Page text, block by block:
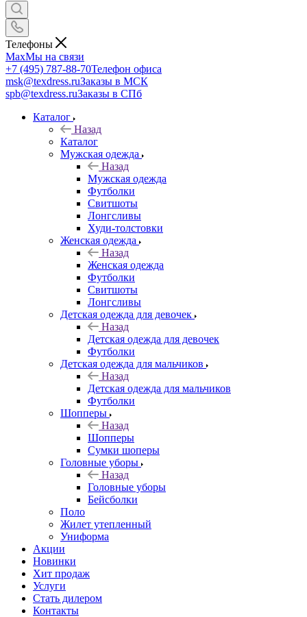
Телефоны
MaxМы на связи
+7 (495) 787-88-70Телефон офиса
msk@texdress.ruЗаказы в МСК
spb@texdress.ruЗаказы в СПб
Каталог
Назад
Каталог
Мужская одежда
Назад
Мужская одежда
Футболки
Свитшоты
Лонгсливы
Худи-толстовки
Женская одежда
Назад
Женская одежда
Футболки
Свитшоты
Лонгсливы
Детская одежда для девочек
Назад
Детская одежда для девочек
Футболки
Детская одежда для мальчиков
Назад
Детская одежда для мальчиков
Футболки
Шопперы
Назад
Шопперы
Сумки шоперы
Головные уборы
Назад
Головные уборы
Бейсболки
Поло
Жилет утепленный
Униформа
Акции
Новинки
Хит продаж
Услуги
Стать дилером
Контакты